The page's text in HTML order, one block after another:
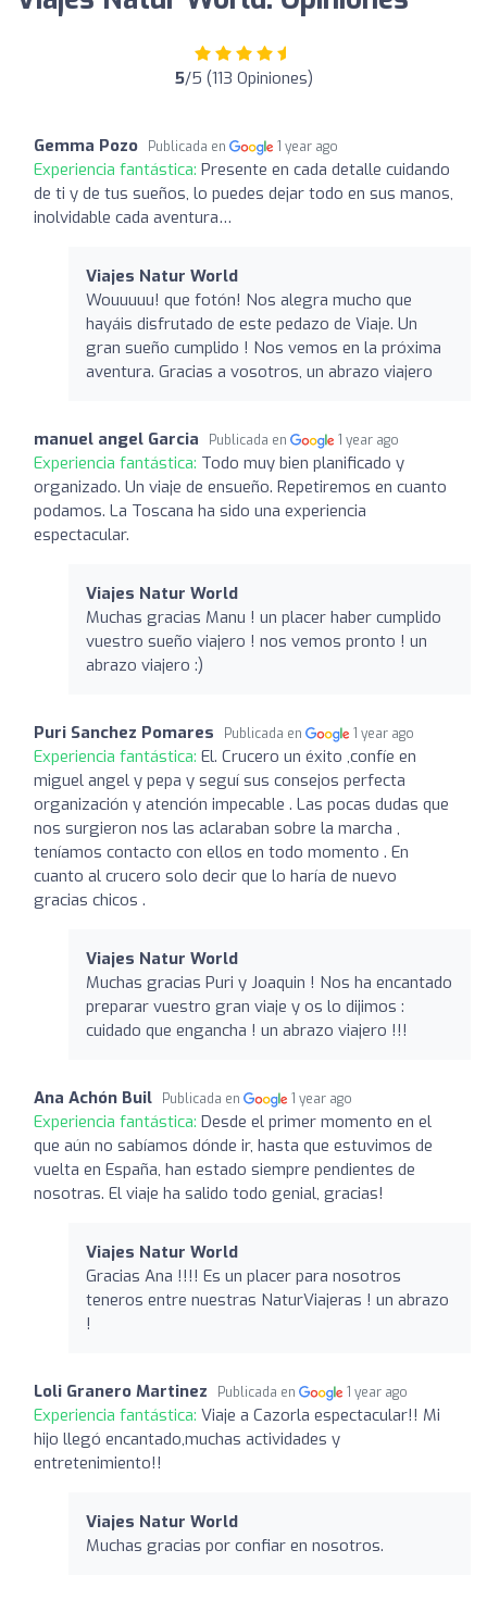
5/5 (113 Opiniones)
Gemma Pozo Publicada en 1 year ago
Experiencia fantástica: Presente en cada detalle cuidando
de ti y de tus sueños, lo puedes dejar todo en sus manos,
inolvidable cada aventura…
Viajes Natur World
Wouuuuu! que fotón! Nos alegra mucho que
hayáis disfrutado de este pedazo de Viaje. Un
gran sueño cumplido ! Nos vemos en la próxima
aventura. Gracias a vosotros, un abrazo viajero
manuel angel Garcia Publicada en 1 year ago
Experiencia fantástica: Todo muy bien planificado y
organizado. Un viaje de ensueño. Repetiremos en cuanto
podamos. La Toscana ha sido una experiencia
espectacular.
Viajes Natur World
Muchas gracias Manu ! un placer haber cumplido
vuestro sueño viajero ! nos vemos pronto ! un
abrazo viajero :)
Puri Sanchez Pomares Publicada en 1 year ago
Experiencia fantástica: El. Crucero un éxito ,confíe en
miguel angel y pepa y seguí sus consejos perfecta
organización y atención impecable . Las pocas dudas que
nos surgieron nos las aclaraban sobre la marcha ,
teníamos contacto con ellos en todo momento . En
cuanto al crucero solo decir que lo haría de nuevo
gracias chicos .
Viajes Natur World
Muchas gracias Puri y Joaquin ! Nos ha encantado
preparar vuestro gran viaje y os lo dijimos :
cuidado que engancha ! un abrazo viajero !!!
Ana Achón Buil Publicada en 1 year ago
Experiencia fantástica: Desde el primer momento en el
que aún no sabíamos dónde ir, hasta que estuvimos de
vuelta en España, han estado siempre pendientes de
nosotras. El viaje ha salido todo genial, gracias!
Viajes Natur World
Gracias Ana !!!! Es un placer para nosotros
teneros entre nuestras NaturViajeras ! un abrazo
!
Loli Granero Martinez Publicada en 1 year ago
Experiencia fantástica: Viaje a Cazorla espectacular!! Mi
hijo llegó encantado,muchas actividades y
entretenimiento!!
Viajes Natur World
Muchas gracias por confiar en nosotros.